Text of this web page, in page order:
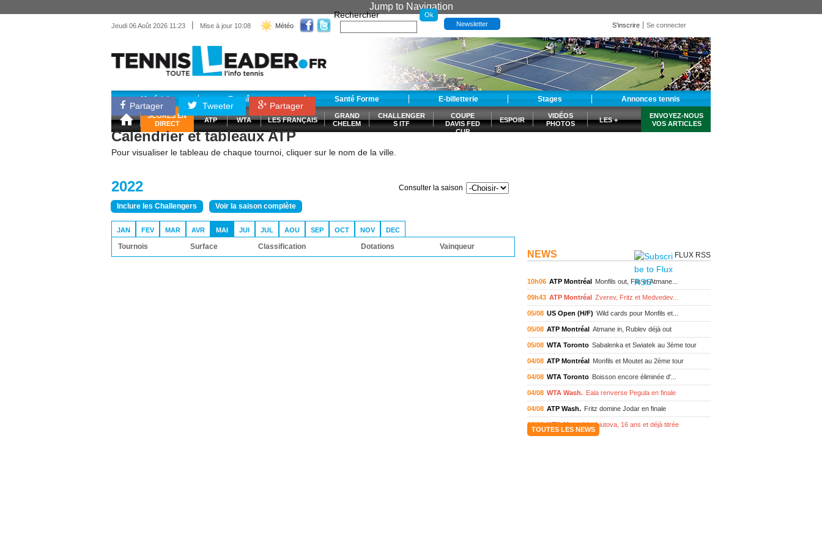
Jump to Navigation
Jeudi 06 Août 2026 11:23 | Mise à jour 10:08 Météo
Rechercher
Newsletter S'inscrire Se connecter
Matériel Entraînement Santé Forme E-billetterie Stages Annonces tennis
SCORES EN
DIRECT
ATP WTA LES FRANÇAIS
GRAND
CHELEM
CHALLENGER
S ITF
COUPE
DAVIS FED
CUP
ESPOIR
VIDÉOS
PHOTOS
LES +
ENVOYEZ-NOUS
VOS ARTICLES
Partager Tweeter Partager
Calendrier et tableaux ATP
Pour visualiser le tableau de chaque tournoi, cliquer sur le nom de la ville.
2022
Inclure les Challengers Voir la saison complète
Consulter la saison
JAN FEV MAR AVR MAI JUI JUL AOU SEP OCT NOV DEC
Tournois Surface Classification Dotations Vainqueur
NEWS FLUX RSS
10h06 ATP Montréal Monfils out, Fils et Atmane...
09h43 ATP Montréal Zverev, Fritz et Medvedev...
05/08 US Open (H/F) Wild cards pour Monfils et...
05/08 ATP Montréal Atmane in, Rublev déjà out
05/08 WTA Toronto Sabalenka et Swiatek au 3ème tour
04/08 ATP Montréal Monfils et Moutet au 2ème tour
04/08 WTA Toronto Boisson encore éliminée d'...
04/08 WTA Wash. Eala renverse Pegula en finale
04/08 ATP Wash. Fritz domine Jodar en finale
03/08 WTA Memphis Liutova, 16 ans et déjà titrée
TOUTES LES NEWS